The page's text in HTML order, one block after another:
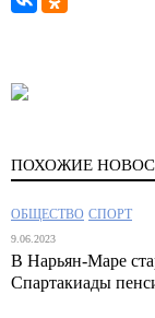
ПОХОЖИЕ
ОБЩЕСТВО СПОРТ
9.06.2023
В Нарьян-Маре
Спартакиады